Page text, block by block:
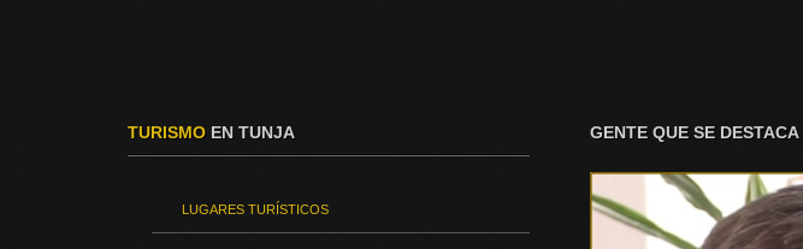
TURISMO EN TUNJA
LUGARES TURÍSTICOS
GENTE QUE SE DESTACA